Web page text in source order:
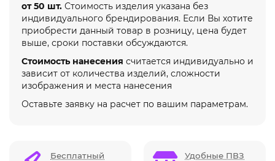
от 50 шт. Стоимость изделия указана без
индивидуального брендирования. Если Вы хотите
приобрести данный товар в розницу, цена будет
выше, сроки поставки обсуждаются.
Стоимость нанесения считается индивидуально и
зависит от количества изделий, сложности
изображения и места нанесения
Оставьте заявку на расчет по вашим параметрам.
Бесплатный
Удобные ПВЗ